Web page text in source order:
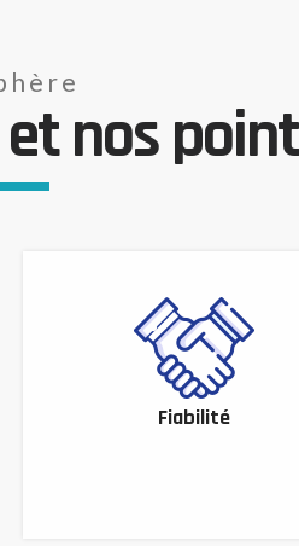
nos
Fiabilité